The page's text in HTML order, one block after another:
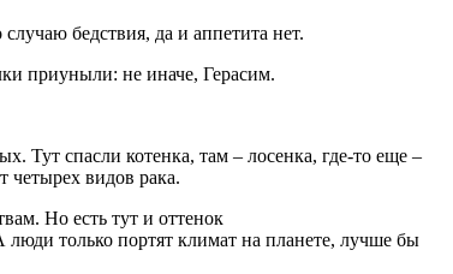
бедствия, да и аппетита нет.
приуныли: не иначе, Герасим.
Тут спасли котенка, там – лосенка, где-то еще –
четырех видов рака.
Но есть тут и оттенок
только портят климат на планете, лучше бы